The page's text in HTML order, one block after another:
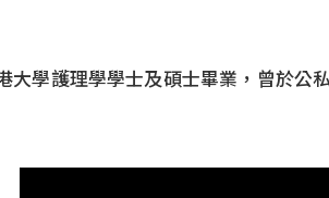
大學護理學學士及碩士畢業，曾於